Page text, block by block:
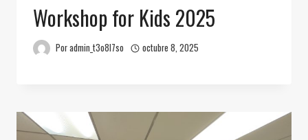
Workshop for Kids 2025
Poradmin_t3o8l7so octubre 8, 2025